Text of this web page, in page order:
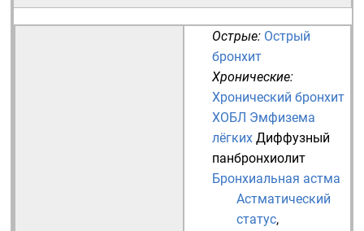
Острые: Острый
бронхит
Хронические:
Хронический бронхит
ХОБЛ Эмфизема
лёгких Диффузный
панбронхиолит
Бронхиальная астма
Астматический
статус,